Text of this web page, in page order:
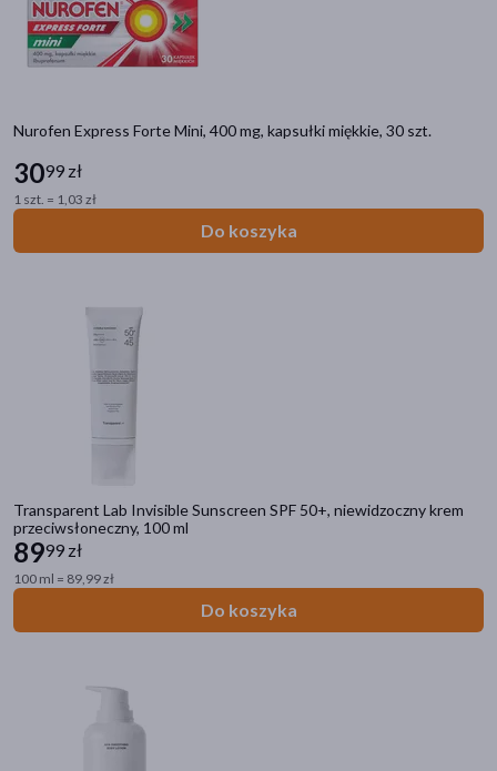
Hit
Nurofen Express Forte Mini, 400 mg, kapsułki miękkie, 30 szt.
3099 zł
1 szt. = 1,03 zł
Do koszyka
Transparent Lab Invisible Sunscreen SPF 50+, niewidzoczny krem
przeciwsłoneczny, 100 ml
8999 zł
100 ml = 89,99 zł
Do koszyka